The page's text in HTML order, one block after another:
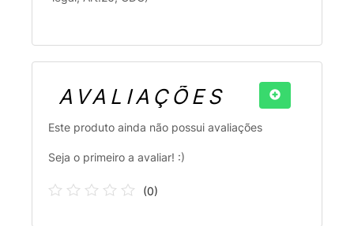
AVALIAÇÕES
Este produto ainda não possui avaliações
Seja o primeiro a avaliar! :)
(0)